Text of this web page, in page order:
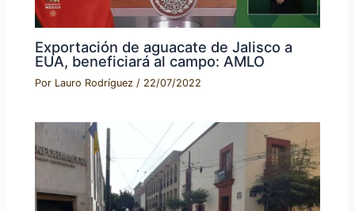
Exportación de aguacate de Jalisco a
EUA, beneficiará al campo: AMLO
Por Lauro Rodríguez / 22/07/2022